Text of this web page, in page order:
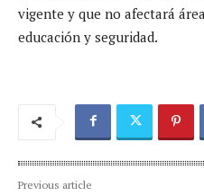
vigente y que no afectará
educación y seguridad.
Previous article